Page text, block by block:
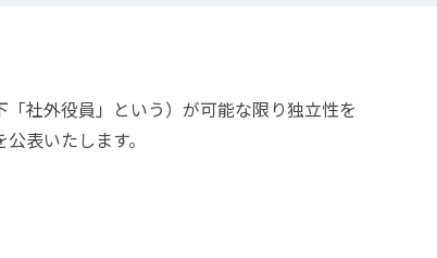
社外役員」という）が可能な限り独立性を
表いたします。